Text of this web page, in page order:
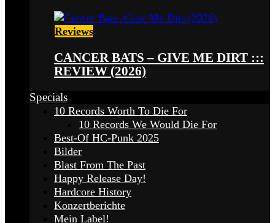
Reviews
CANCER BATS – GIVE ME DIRT :::
REVIEW (2026)
Specials
10 Records Worth To Die For
10 Records We Would Die For
Best-Of HC-Punk 2025
Bilder
Blast From The Past
Happy Release Day!
Hardcore History
Konzertberichte
Mein Label!